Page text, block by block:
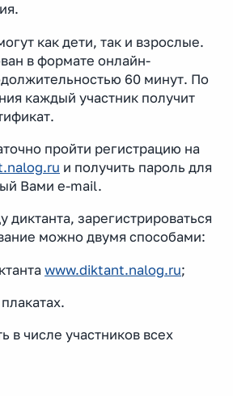
как дети, так и взрослые.
в формате онлайн-
60 минут. По
каждый участник получит
пройти регистрацию на
и получить пароль для
Вами e-mail.
диктанта, зарегистрироваться
можно двумя способами:
www.diktant.nalog.ru;
в числе участников всех